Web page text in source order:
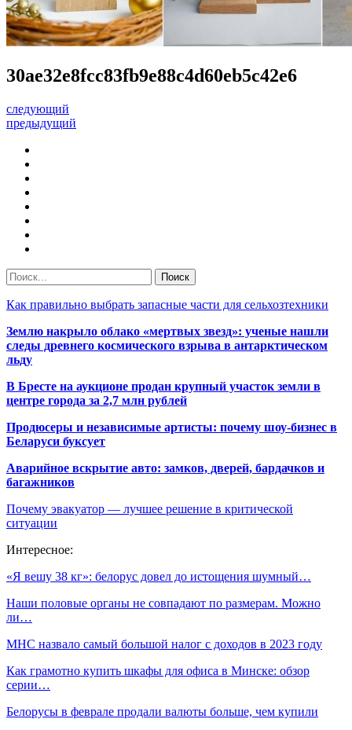
30ae32e8fcc83fb9e88c4d60eb5c42e6
следующий
предыдущий
Как правильно выбрать запасные части для сельхозтехники
Землю накрыло облако «мертвых звезд»: ученые нашли
следы древнего космического взрыва в антарктическом
льду
В Бресте на аукционе продан крупный участок земли в
центре города за 2,7 млн рублей
Продюсеры и независимые артисты: почему шоу-бизнес в
Беларуси буксует
Аварийное вскрытие авто: замков, дверей, бардачков и
багажников
Почему эвакуатор — лучшее решение в критической
ситуации
Интересное:
«Я вешу 38 кг»: белорус довел до истощения шумный…
Наши половые органы не совпадают по размерам. Можно
ли…
МНС назвало самый большой налог с доходов в 2023 году
Как грамотно купить шкафы для офиса в Минске: обзор
серии…
Белорусы в феврале продали валюты больше, чем купили